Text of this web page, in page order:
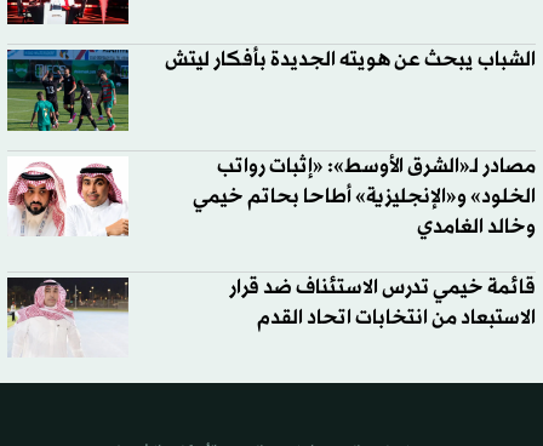
الشباب يبحث عن هويته الجديدة بأفكار ليتش
مصادر لـ«الشرق الأوسط»: «إثبات رواتب
الخلود» و«الإنجليزية» أطاحا بحاتم خيمي
وخالد الغامدي
قائمة خيمي تدرس الاستئناف ضد قرار
الاستبعاد من انتخابات اتحاد القدم